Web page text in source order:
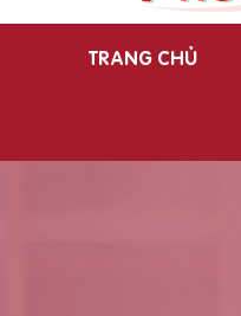
TRANG CHỦ